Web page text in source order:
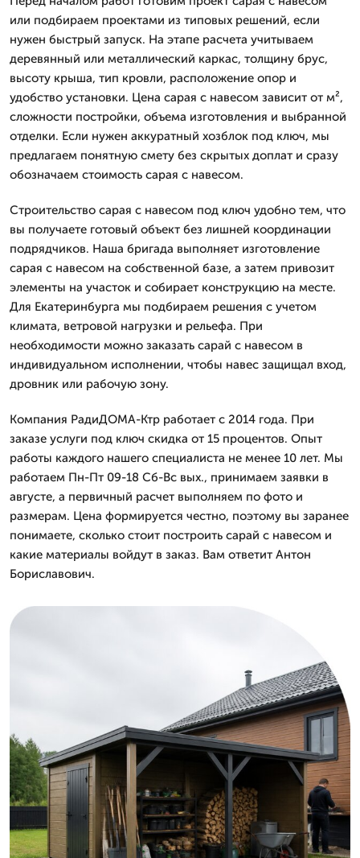
или подбираем проектами из типовых решений, если
нужен быстрый запуск. На этапе расчета учитываем
деревянный или металлический каркас, толщину брус,
высоту крыша, тип кровли, расположение опор и
удобство установки. Цена сарая с навесом зависит от м²,
сложности постройки, объема изготовления и выбранной
отделки. Если нужен аккуратный хозблок под ключ, мы
предлагаем понятную смету без скрытых доплат и сразу
обозначаем стоимость сарая с навесом.
Строительство сарая с навесом под ключ удобно тем, что
вы получаете готовый объект без лишней координации
подрядчиков. Наша бригада выполняет изготовление
сарая с навесом на собственной базе, а затем привозит
элементы на участок и собирает конструкцию на месте.
Для Екатеринбурга мы подбираем решения с учетом
климата, ветровой нагрузки и рельефа. При
необходимости можно заказать сарай с навесом в
индивидуальном исполнении, чтобы навес защищал вход,
дровник или рабочую зону.
Компания РадиДОМА-Ктр работает с 2014 года. При
заказе услуги под ключ скидка от 15 процентов. Опыт
работы каждого нашего специалиста не менее 10 лет. Мы
работаем Пн-Пт 09-18 Сб-Вс вых., принимаем заявки в
августе, а первичный расчет выполняем по фото и
размерам. Цена формируется честно, поэтому вы заранее
понимаете, сколько стоит построить сарай с навесом и
какие материалы войдут в заказ. Вам ответит Антон
Бориславович.